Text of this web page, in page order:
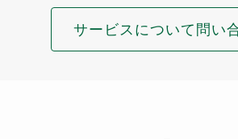
サービスについて問い